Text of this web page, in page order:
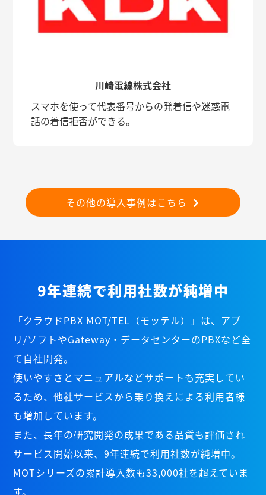
川崎電線株式会社
スマホを使って代表番号からの発着信や迷惑電
話の着信拒否ができる。
その他の導入事例はこちら
9年連続で利用社数が純増中
「クラウドPBX MOT/TEL（モッテル）」は、アプ
リ/ソフトやGateway・データセンターのPBXなど全
て自社開発。
使いやすさとマニュアルなどサポートも充実してい
るため、他社サービスから乗り換えによる利用者様
も増加しています。
また、長年の研究開発の成果である品質も評価され
サービス開始以来、9年連続で利用社数が純増中。
MOTシリーズの累計導入数も33,000社を超えていま
す。